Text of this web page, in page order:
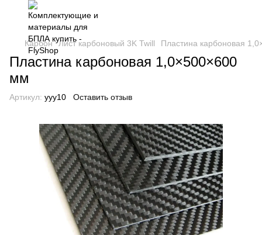
Карбон Лист карбоновый 3K Twill Пластина карбоновая
Пластина карбоновая 1,0×500×600
мм
Артикул: yyy10 Оставить отзыв